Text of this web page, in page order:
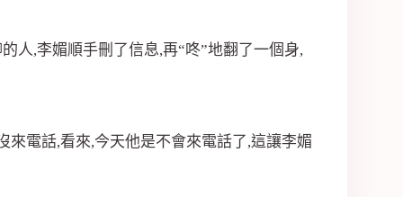
人,李媚順手刪了信息,再“咚”地翻了一個身,
電話,看來,今天他是不會來電話了,這讓李媚